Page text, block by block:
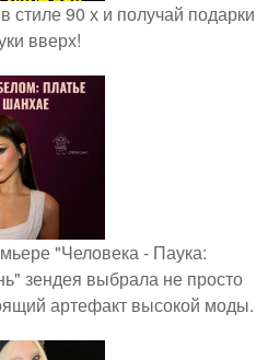
стиле 90 х и получай подарки
вверх!
"Человека - Паука:
зендея выбрала не просто
артефакт высокой моды.